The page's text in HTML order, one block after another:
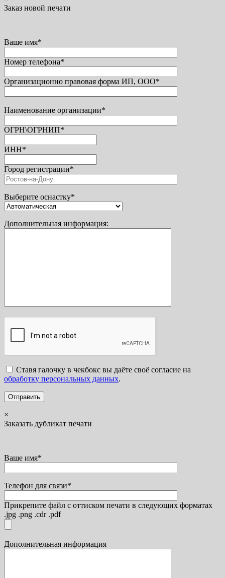
Заказ новой печати
Ваше имя*
Номер телефона*
Организационно правовая форма ИП, ООО*
Наименование организации*
ОГРН\ОГРНИП*
ИНН*
Город регистрации*
Выберите оснастку*
Дополнительная информация:
Ставя галочку в чекбокс вы даёте своё согласие на
обработку персональных данных.
×
Заказать дубликат печати
Ваше имя*
Телефон для связи*
Прикрепите файл с оттиском печати в следующих форматах
.jpg .png .cdr .pdf
Дополнительная информация